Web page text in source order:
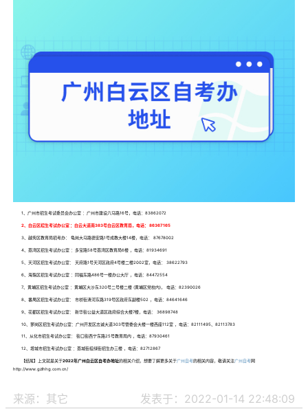
1、广州市招生考试委员会办公室 ：广州市建设六马路16号，电话：83862072
2、白云区招生考试办公室 ：白云大道南383号白云区教育局，电话： 86367165
3、越秀区教育局招考办： 龟岗大马路德安路1号成教大楼14楼，电话： 87678002
4、荔湾区招生考试办公室 ：多宝路58号荔湾区教育局6楼 ，电话：81934691
5、天河区招生考试办公室： 天府路1号天河区政府4号楼二楼2002室，电话： 38622793
6、海珠区招生考试办公室 ：同福东路486号一楼办公大厅 ，电话：84472554
7、黄埔区招生考试办公室 ：黄埔区大沙东320号二号楼二楼 (黄埔区党校内)， 电话：82390026
8、番禺区招生考试办公室： 市桥街清河东路319号区政府东副楼502 ，电话：84641646
9、花都区招生考试办公室： 新华街公益大道区政府综合大楼7楼，电话： 36898748
10、萝岗区招生考试办公室：广州开发区志诚大道303号管委会大楼一楼西座112室 ，电话：82111495、82113783
11、从化市招生考试办公室： 街口街西宁东路25号教育局内 ，电话：87930461
12、增城市招生考试办公室 ：荔城街挂绿街招生办三楼 ，电话：82712867
【结尾】上文就是关于2022年广州白云区自考办地址的相关介绍，想要了解更多关于广州自考的相关内容，敬请关注广州自考网
http://www.gzlhhg.com.cn/
来源：其它 发表于：2022-01-14 22:48:09